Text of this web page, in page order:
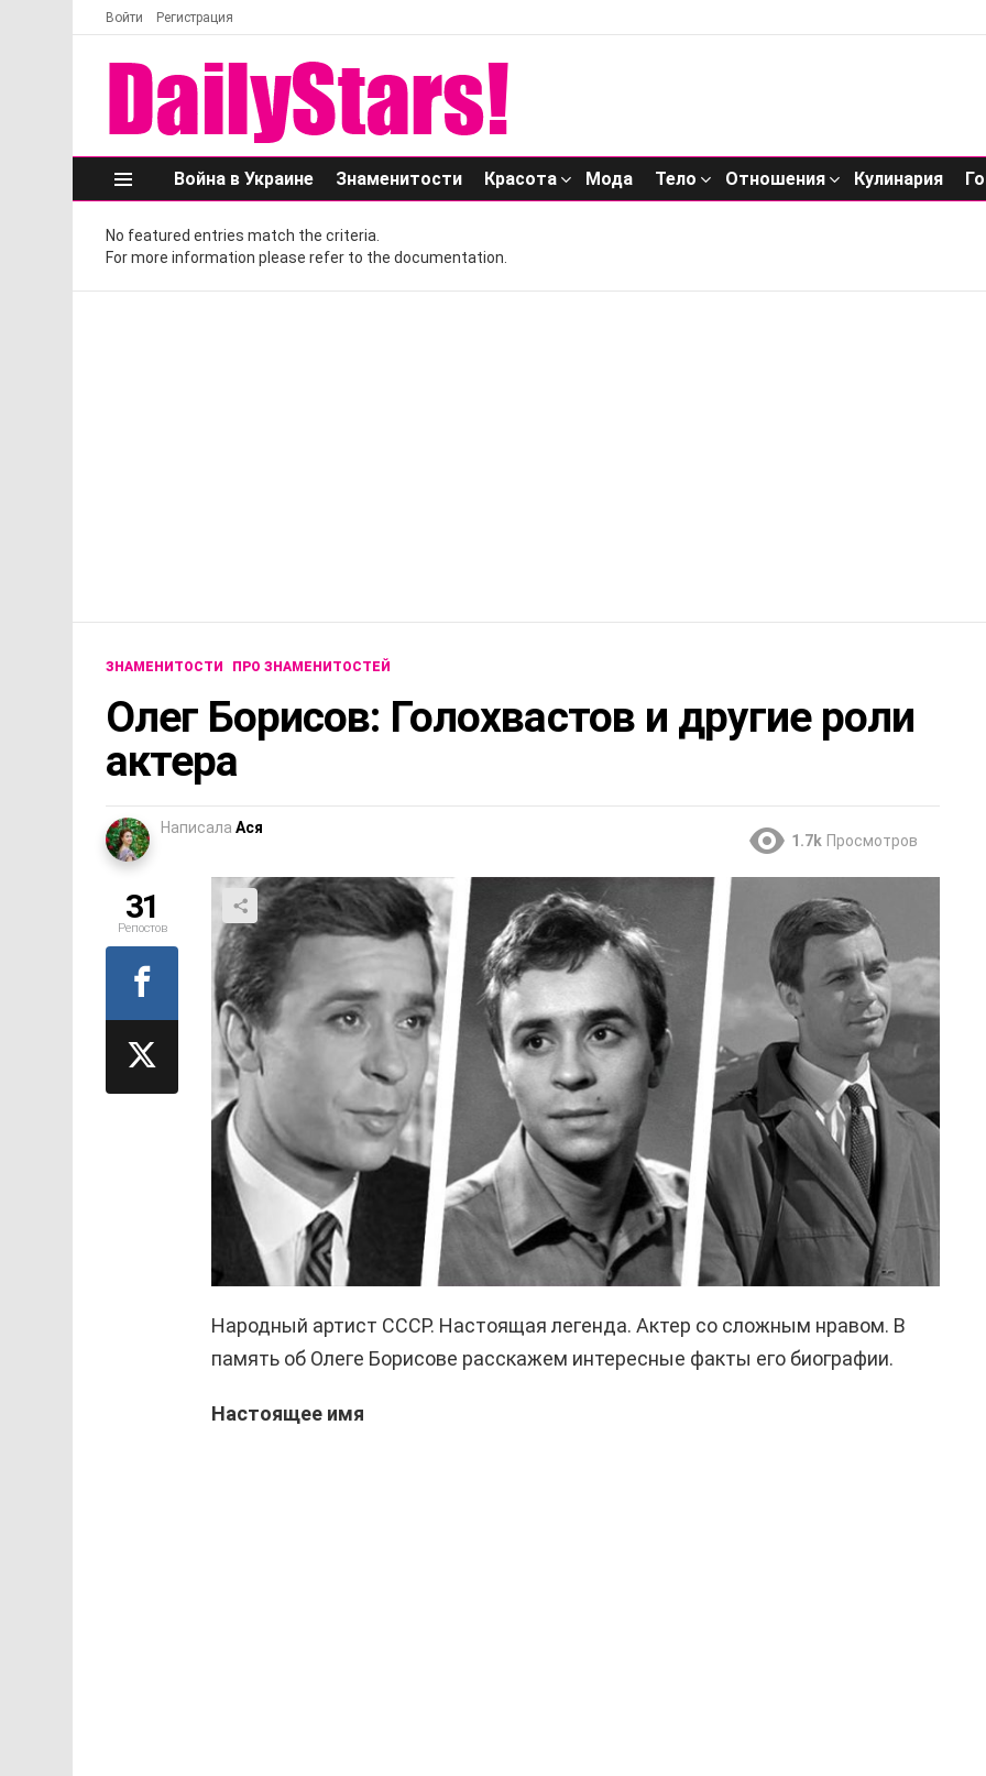
Войти Регистрация
Меню
Война в Украине Знаменитости Красота Мода Тело Отношения Кулинария
No featured entries match the criteria.
For more information please refer to the documentation.
ЗНАМЕНИТОСТИ ПРО ЗНАМЕНИТОСТЕЙ
Олег Борисов: Голохвастов и другие роли
актера
Написала Ася
1.7k Просмотров
Народный артист СССР. Настоящая легенда. Актер со сложным нравом. В
память об Олеге Борисове расскажем интересные факты его биографии.
Настоящее имя
31
Репостов